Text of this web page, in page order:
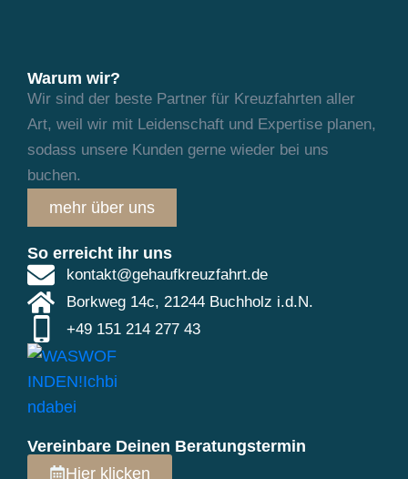
Warum wir?
Wir sind der beste Partner für Kreuzfahrten aller
Art, weil wir mit Leidenschaft und Expertise planen,
sodass unsere Kunden gerne wieder bei uns
buchen.
mehr über uns
So erreicht ihr uns
kontakt@gehaufkreuzfahrt.de
Borkweg 14c, 21244 Buchholz i.d.N.
+49 151 214 277 43
Vereinbare Deinen Beratungstermin
Hier klicken